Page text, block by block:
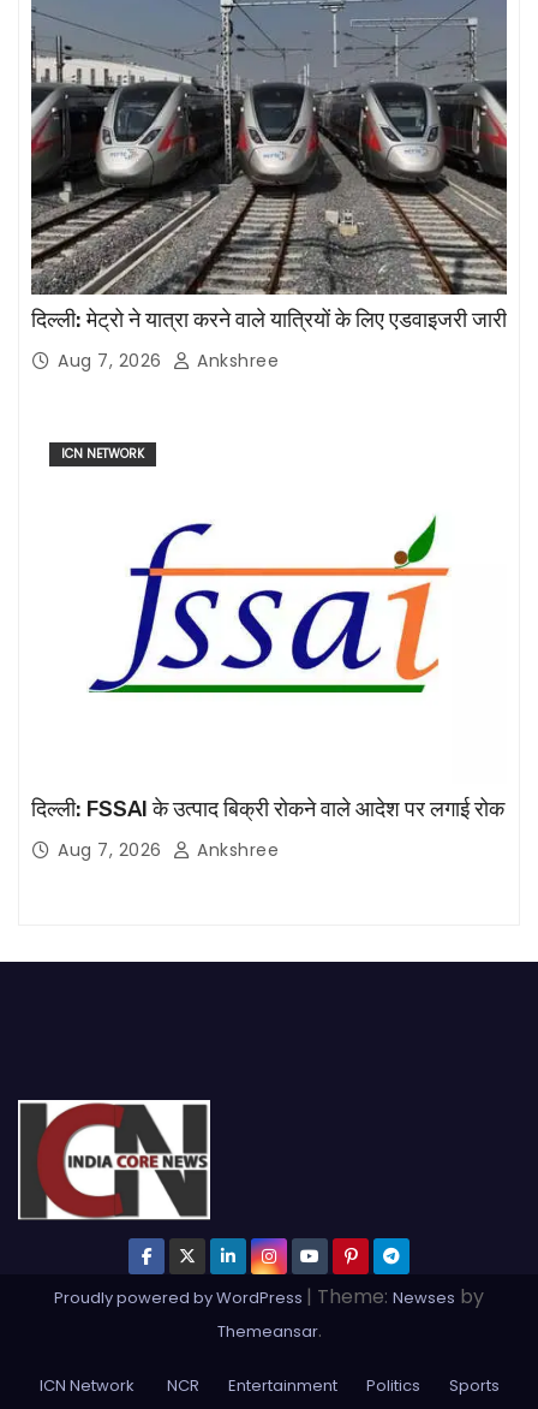
दिल्ली: मेट्रो ने यात्रा करने वाले यात्रियों के लिए एडवाइजरी जारी
Aug 7, 2026 Ankshree
ICN NETWORK
दिल्ली: FSSAI के उत्पाद बिक्री रोकने वाले आदेश पर लगाई रोक
Aug 7, 2026 Ankshree
Proudly powered by WordPress | Theme: Newses by
Themeansar.
ICN Network NCR Entertainment Politics Sports